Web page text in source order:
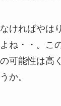
ければやは
ね・・。こ
可能性は高
か。